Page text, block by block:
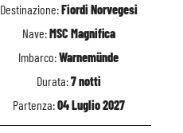
Destinazione:Fiordi Norvegesi
Nave:MSC Magnifica
Imbarco:Warnemünde
Durata:7 notti
Partenza:04 Luglio 2027